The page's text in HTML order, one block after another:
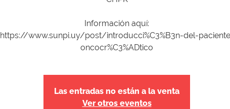
Información aquí:
https://www.sunpi.uy/post/introducci%C3%B3n-del-
Las entradas no están a la venta
Ver otros eventos